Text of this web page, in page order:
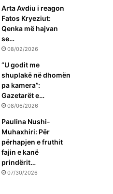
Arta Avdiu i reagon
Fatos Kryeziut:
Qenka më hajvan
se…
08/02/2026
“U godit me
shuplakë në dhomën
pa kamera”:
Gazetarët e…
08/06/2026
Paulina Nushi-
Muhaxhiri: Për
përhapjen e fruthit
fajin e kanë
prindërit…
07/30/2026